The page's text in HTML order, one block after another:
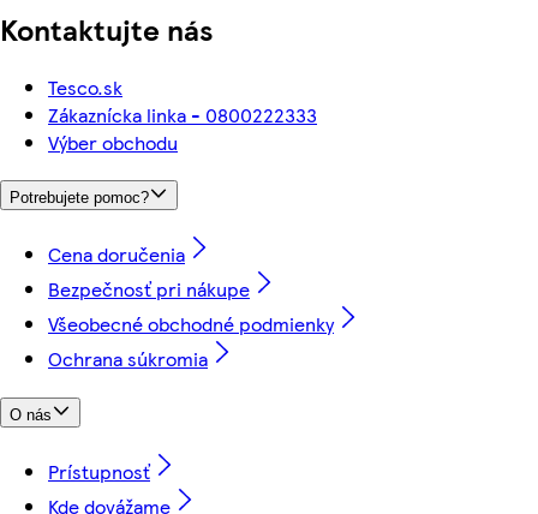
Kontaktujte nás
Tesco.sk
Zákaznícka linka - 0800222333
Výber obchodu
Potrebujete pomoc?
Cena doručenia
Bezpečnosť pri nákupe
Všeobecné obchodné podmienky
Ochrana súkromia
O nás
Prístupnosť
Kde dovážame